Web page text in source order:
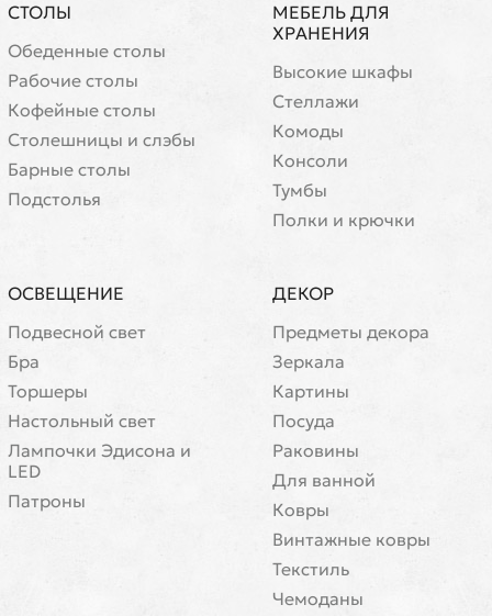
СТОЛЫ
Обеденные столы
Рабочие столы
Кофейные столы
Cтолешницы и слэбы
Барные столы
Подстолья
МЕБЕЛЬ ДЛЯ
ХРАНЕНИЯ
Высокие шкафы
Стеллажи
Комоды
Консоли
Тумбы
Полки и крючки
ОСВЕЩЕНИЕ
Подвесной свет
Бра
Торшеры
Настольный свет
Лампочки Эдисона и
LED
Патроны
ДЕКОР
Предметы декора
Зеркала
Картины
Посуда
Раковины
Для ванной
Ковры
Винтажные ковры
Текстиль
Чемоданы